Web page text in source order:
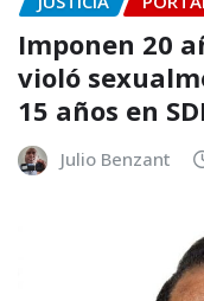
Imponen 20
violó
15 años en
Julio Benzant